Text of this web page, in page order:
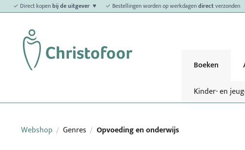
✓ Direct kopenbij de uitgever ♥ ✓ Bestellingen worden op werkdagendirectverzonden
Boeken
Kinder- en
Webshop / Genres / Opvoeding en onderwijs